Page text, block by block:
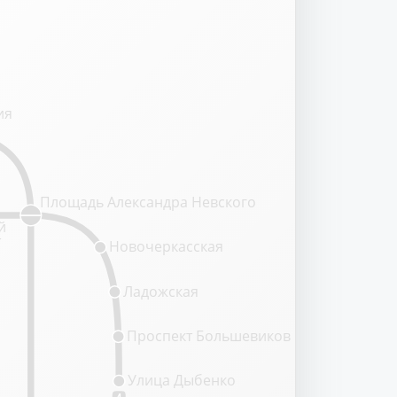
Площадь Александра Невского
Новочеркасская
Ладожская
Проспект Большевиков
Улица Дыбенко